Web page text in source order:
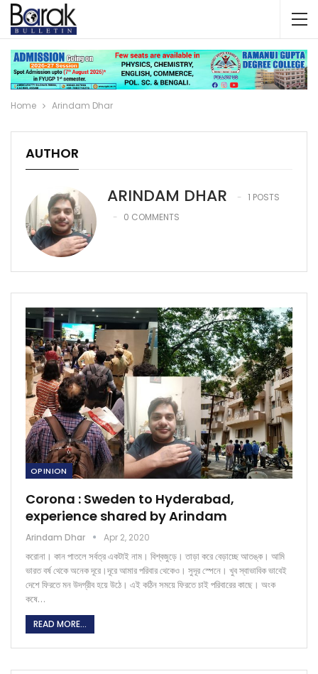
Home Arindam Dhar
AUTHOR
ARINDAM DHAR
1 POSTS
0 COMMENTS
OPINION
Corona : Sweden to Hyderabad,
experience shared by Arindam
Arindam Dhar Apr 2, 2020
করোনা। কান পাতলে সর্বত্র একটাই নাম। বিশ্বজুড়ে। তাড়া করে বেড়াচ্ছে আতঙ্ক। আমি
ভারত বর্ষ থেকে অনেক দূরে।দূরে আমার পরিবার থেকেও। সুদূর স্পেনে। খুব স্বাভাবিক ভাবেই
দেশে ফিরতে মন উদগ্রীব হয়ে উঠে। এই কঠিন সময়ে ফিরতে চাই পরিবারের কাছে। অংক
কষে…
READ MORE...